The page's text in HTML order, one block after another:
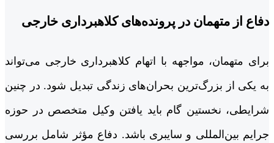
دفاع از متهمان در پرونده‌های کلاهبرداری خارجی
برای متهمان، مواجهه با اتهام کلاهبرداری خارجی می‌تواند
به یکی از بزرگ‌ترین بحران‌های زندگی تبدیل شود. در چنین
شرایطی، نخستین گام باید یافتن وکیل متخصص در حوزه
جرایم بین‌المللی و سایبری باشد. دفاع مؤثر شامل بررسی